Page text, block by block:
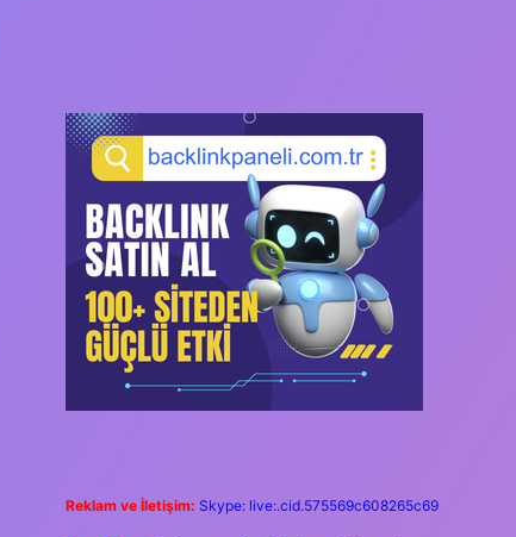
SIDEBAR
Reklam ve İletişim: Skype: live:.cid.575569c608265c69